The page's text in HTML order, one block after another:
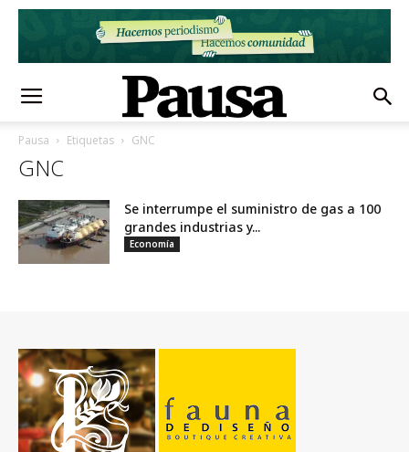
Pausa Etiquetas GNC
GNC
Se interrumpe el suministro de gas a 100
grandes industrias y...
Economía